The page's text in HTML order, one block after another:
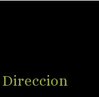
Direccion